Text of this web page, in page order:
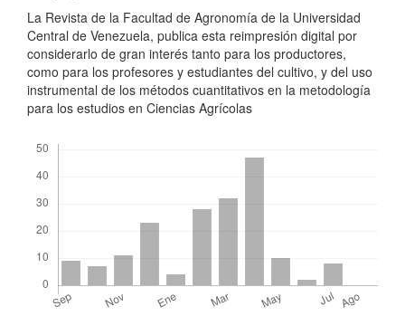
La Revista de la Facultad de Agronomía de la Universidad
Central de Venezuela, publica esta reimpresión digital por
considerarlo de gran interés tanto para los productores,
como para los profesores y estudiantes del cultivo, y del uso
instrumental de los métodos cuantitativos en la metodología
para los estudios en Ciencias Agrícolas